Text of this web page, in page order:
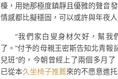
檯，用她那極度鎮靜且優雅的聲音
情感都比擬穩固，可以或許與年夜
“我們家白叟身材欠好，幫
了。”付予的母親王密斯告知北青
兒班”的，今朝曾經上了兩個多月
已從本久坐椅子推薦來的不愿意進